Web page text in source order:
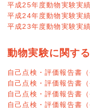
平成25年度動物実験実績
平成24年度動物実験実績
平成23年度動物実験実績
動物実験に関す
自己点検・評価報告書（
自己点検・評価報告書（
自己点検・評価報告書（
自己点検・評価報告書（